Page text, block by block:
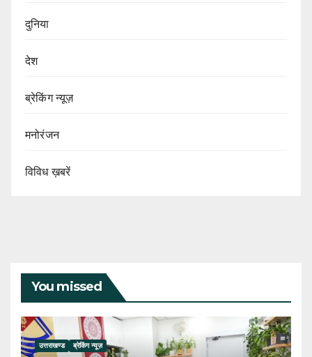
दुनिया
देश
ब्रेकिंग न्यूज़
मनोरंजन
विविध ख़बरें
You missed
उत्तराखण्ड ब्रेकिंग न्यूज़